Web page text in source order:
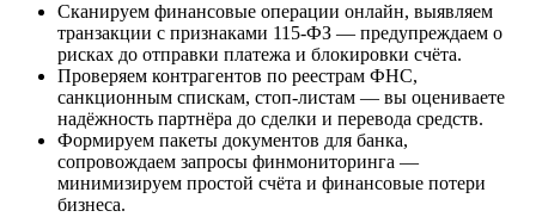
Сканируем финансовые операции онлайн, выявляем
транзакции с признаками 115-ФЗ — предупреждаем о
рисках до отправки платежа и блокировки счёта.
Проверяем контрагентов по реестрам ФНС,
санкционным спискам, стоп-листам — вы оцениваете
надёжность партнёра до сделки и перевода средств.
Формируем пакеты документов для банка,
сопровождаем запросы финмониторинга —
минимизируем простой счёта и финансовые потери
бизнеса.